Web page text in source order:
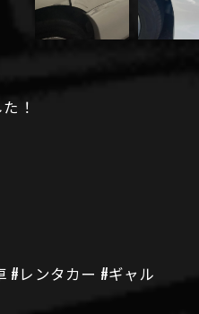
！
#レンタカー #ギャル